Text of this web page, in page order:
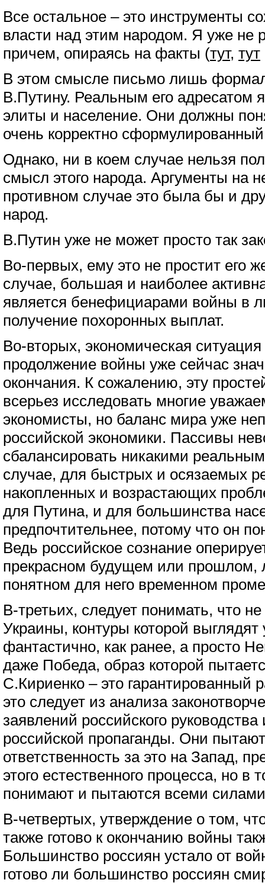
Все остальное – это инструменты
власти над этим народом. Я уже не
причем, опираясь на факты (тут, тут
В этом смысле письмо лишь
В.Путину. Реальным его адресатом
элиты и население. Они должны
очень корректно
Однако, ни в коем случае нельзя
смысл этого народа. Аргументы на
противном случае это была бы и
народ.
В.Путин уже не может просто так
Во-первых, ему это не простит его
случае, большая и наиболее
является бенефициарами войны в
получение похоронных выплат.
Во-вторых, экономическая ситуация
продолжение войны уже сейчас
окончания. К сожалению, эту
всерьез исследовать многие
экономисты, но баланс мира уже
российской экономики. Пассивы
сбалансировать никакими
случае, для быстрых и осязаемых
накопленных и возрастающих
для Путина, и для большинства
предпочтительнее, потому что он
Ведь российское сознание
прекрасном будущем или прошлом,
понятном для него временном
В-третьих, следует понимать, что
Украины, контуры которой выглядят
фантастично, как ранее, а просто
даже Победа, образ которой
С.Кириенко – это гарантированный
это следует из анализа
заявлений российского
российской пропаганды. Они
ответственность за это на Запад,
этого естественного процесса, но в
понимают и пытаются всеми силами
В-четвертых, утверждение о том,
также готово к окончанию войны
Большинство россиян устало от
готово ли большинство россиян